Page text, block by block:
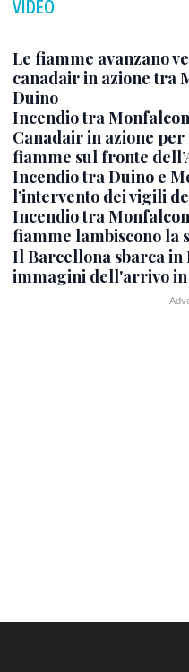
VIDEO
Le fiamme avanzano
canadair in azione tra
Duino
Incendio tra
Canadair in azione
fiamme sul fronte
Incendio tra Duino e
l’intervento dei vigili
Incendio tra
fiamme lambiscono la
Il Barcellona sbarca
immagini dell'arrivo